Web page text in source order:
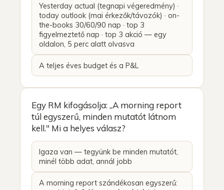
Yesterday actual (tegnapi végeredmény) ·
today outlook (mai érkezők/távozók) · on-
the-books 30/60/90 nap · top 3
figyelmeztető nap · top 3 akció — egy
oldalon, 5 perc alatt olvasva
A teljes éves budget és a P&L
Egy RM kifogásolja: „A morning report
túl egyszerű, minden mutatót látnom
kell." Mi a helyes válasz?
Igaza van — tegyünk be minden mutatót,
minél több adat, annál jobb
A morning report szándékosan egyszerű: